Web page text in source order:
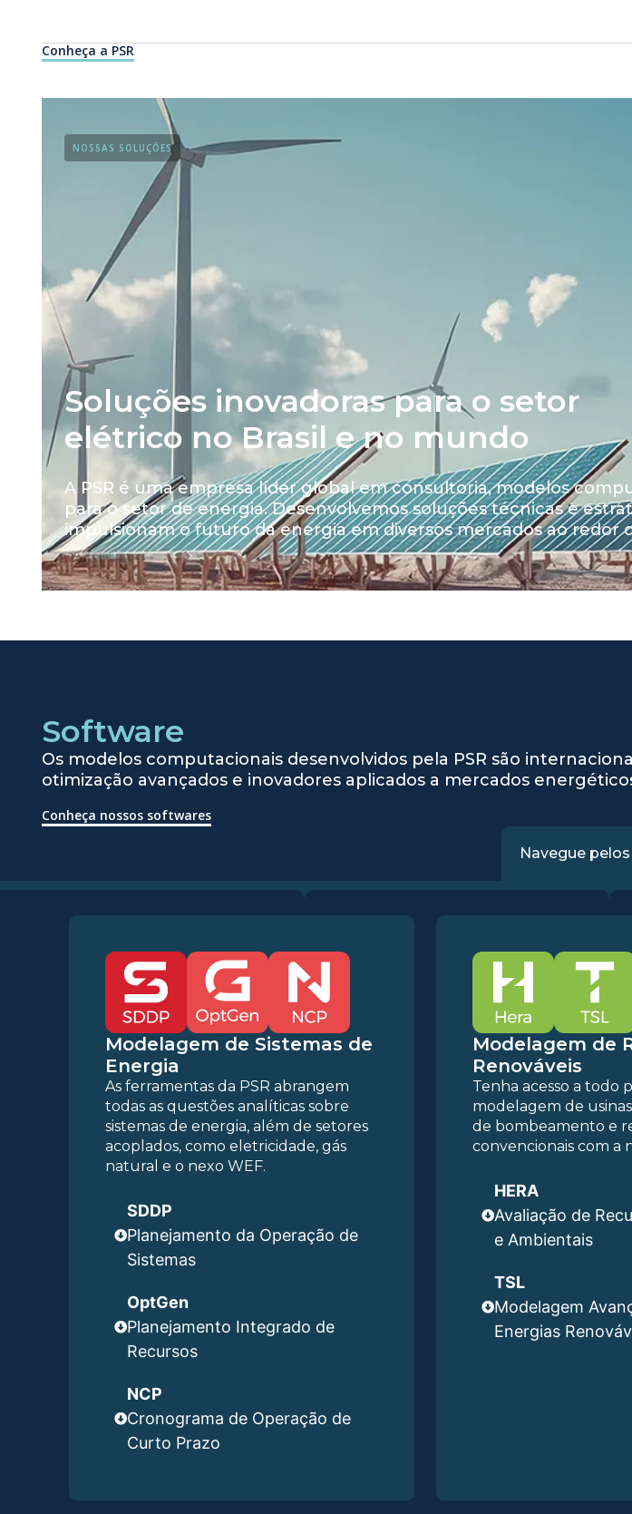
Conheça a PSR
NOSSAS SOLUÇÕES
Soluções inovadoras para o setor
elétrico no Brasil e no mundo
A PSR é uma empresa líder global em consultoria, modelos
para o setor de energia. Desenvolvemos soluções técnicas e
impulsionam o futuro da energia em diversos mercados ao redor
Software
Os modelos computacionais desenvolvidos pela PSR são
otimização avançados e inovadores aplicados a mercados
Conheça nossos softwares
Navegue
Modelagem de Sistemas de
Energia
As ferramentas da PSR abrangem
todas as questões analíticas sobre
sistemas de energia, além de setores
acoplados, como eletricidade, gás
natural e o nexo WEF.
SDDP
Planejamento da Operação de
Sistemas
OptGen
Planejamento Integrado de
Recursos
NCP
Cronograma de Operação de
Curto Prazo
Modelagem de
Renováveis
Tenha acesso a todo
modelagem de
de bombeamento e
convencionais com a
HERA
Avaliação de
e Ambientais
TSL
Modelagem
Energias